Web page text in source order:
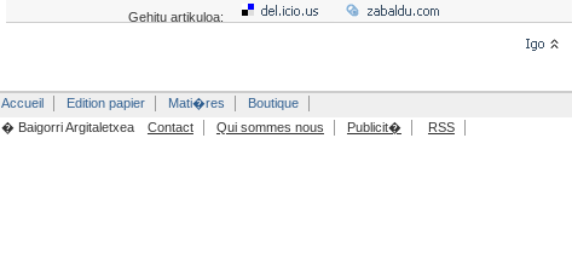
Gehitu artikuloa:
Accueil Edition papier Mati�res
Boutique
� Baigorri Argitaletxea
Contact Qui sommes nous Publicit� RSS